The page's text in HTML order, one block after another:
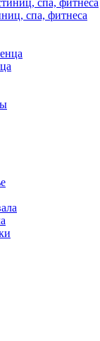
спа, фитнеса